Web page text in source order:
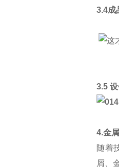
3.4成
3.5
4.金
随着
屑、